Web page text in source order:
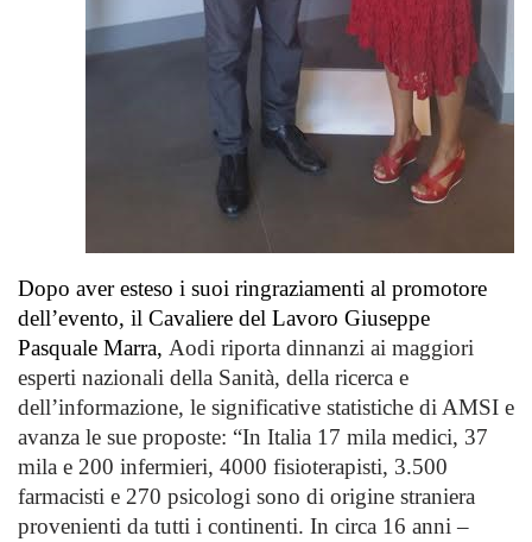
Dopo aver esteso i suoi ringraziamenti al promotore
dell’evento, il Cavaliere del Lavoro Giuseppe
Pasquale Marra, Aodi riporta dinnanzi ai maggiori
esperti nazionali della Sanità, della ricerca e
dell’informazione, le significative statistiche di AMSI e
avanza le sue proposte: “In Italia 17 mila medici, 37
mila e 200 infermieri, 4000 fisioterapisti, 3.500
farmacisti e 270 psicologi sono di origine straniera
provenienti da tutti i continenti. In circa 16 anni –